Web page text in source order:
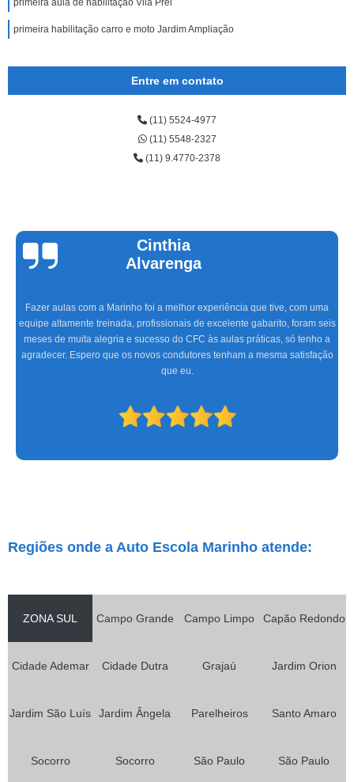
primeira aula de habilitação Vila Prel
primeira habilitação carro e moto Jardim Ampliação
Entre em contato
(11) 5524-4977
(11) 5548-2327
(11) 9.4770-2378
Cinthia
Alvarenga
Fazer aulas com a Marinho foi a melhor experiência que tive, com uma
equipe altamente treinada, profissionais de excelente gabarito, foram seis
meses de muita alegria e sucesso do CFC às aulas práticas, só tenho a
agradecer. Espero que os novos condutores tenham a mesma satisfação
que eu.
Regiões onde a Auto Escola Marinho atende:
ZONA SUL Campo Grande Campo Limpo Capão Redondo
Cidade Ademar Cidade Dutra Grajaú Jardim Orion
Jardim São Luís Jardim Ângela Parelheiros Santo Amaro
Socorro Socorro São Paulo São Paulo